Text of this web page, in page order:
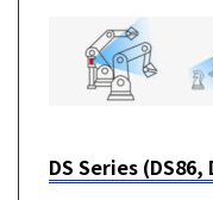
DS Series (DS86,